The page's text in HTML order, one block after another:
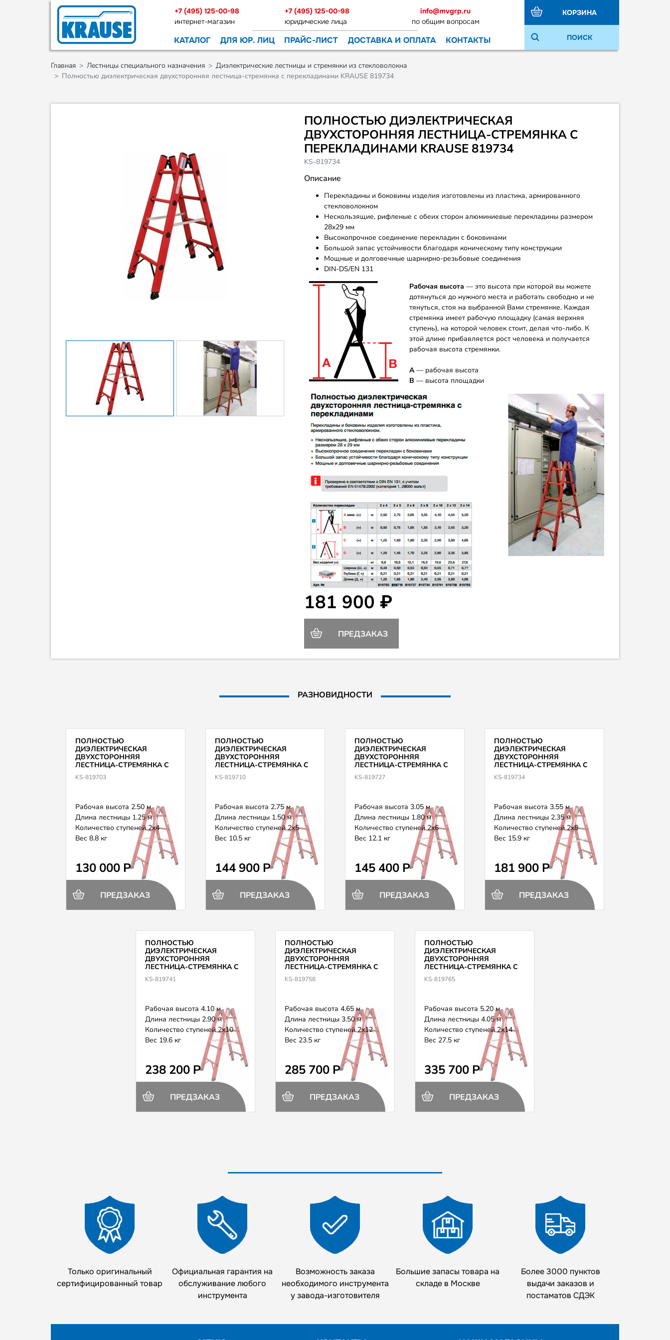
+7 (495) 125-00-98
интернет-магазин
+7 (495) 125-00-98
юридические лица
info@mvgrp.ru
по общим вопросам
КАТАЛОГ ДЛЯ ЮР. ЛИЦ ПРАЙС-ЛИСТ ДОСТАВКА И ОПЛАТА КОНТАКТЫ
КОРЗИНА
ПОИСК
Главная Лестницы специального назначения
Диэлектрические лестницы и стремянки из стекловолокна
Полностью диэлектрическая двухсторонняя лестница-стремянка с перекладинами KRAUSE 819734
ПОЛНОСТЬЮ ДИЭЛЕКТРИЧЕСКАЯ
ДВУХСТОРОННЯЯ ЛЕСТНИЦА-СТРЕМЯНКА С
ПЕРЕКЛАДИНАМИ KRAUSE 819734
KS-819734
Описание
Перекладины и боковины изделия изготовлены из пластика, армированного
стекловолокном
Нескользящие, рифленые с обеих сторон алюминиевые перекладины размером
28х29 мм
Высокопрочное соединение перекладин с боковинами
Большой запас устойчивости благодаря коническому типу конструкции
Мощные и долговечные шарнирно-резьбовые соединения
DIN-DS/EN 131
Рабочая высота — это высота при которой вы можете
дотянуться до нужного места и работать свободно и не
тянуться, стоя на выбранной Вами стремянке. Каждая
стремянка имеет рабочую площадку (самая верхняя
ступень), на которой человек стоит, делая что-либо. К
этой длине прибавляется рост человека и получается
рабочая высота стремянки.
А— рабочая высота
B — высота площадки
181 900 ₽
ПРЕДЗАКАЗ
РАЗНОВИДНОСТИ
ПОЛНОСТЬЮ
ДИЭЛЕКТРИЧЕСКАЯ
ДВУХСТОРОННЯЯ
ЛЕСТНИЦА-СТРЕМЯНКА С
ПЕРЕКЛАДИНАМИ KRAUSE
819703
KS-819703
Рабочая высота 2.50 м
Длина лестницы 1.25 м
Количество ступеней 2x4
Вес 8.8 кг
130 000 Р
ПРЕДЗАКАЗ
ПОЛНОСТЬЮ
ДИЭЛЕКТРИЧЕСКАЯ
ДВУХСТОРОННЯЯ
ЛЕСТНИЦА-СТРЕМЯНКА С
ПЕРЕКЛАДИНАМИ KRAUSE
819710
KS-819710
Рабочая высота 2.75 м
Длина лестницы 1.50 м
Количество ступеней 2x5
Вес 10.5 кг
144 900 Р
ПРЕДЗАКАЗ
ПОЛНОСТЬЮ
ДИЭЛЕКТРИЧЕСКАЯ
ДВУХСТОРОННЯЯ
ЛЕСТНИЦА-СТРЕМЯНКА С
ПЕРЕКЛАДИНАМИ KRAUSE
819727
KS-819727
Рабочая высота 3.05 м
Длина лестницы 1.80 м
Количество ступеней 2x6
Вес 12.1 кг
145 400 Р
ПРЕДЗАКАЗ
ПОЛНОСТЬЮ
ДИЭЛЕКТРИЧЕСКАЯ
ДВУХСТОРОННЯЯ
ЛЕСТНИЦА-СТРЕМЯНКА С
ПЕРЕКЛАДИНАМИ KRAUSE
819734
KS-819734
Рабочая высота 3.55 м
Длина лестницы 2.35 м
Количество ступеней 2x8
Вес 15.9 кг
181 900 Р
ПРЕДЗАКАЗ
ПОЛНОСТЬЮ
ДИЭЛЕКТРИЧЕСКАЯ
ДВУХСТОРОННЯЯ
ЛЕСТНИЦА-СТРЕМЯНКА С
ПЕРЕКЛАДИНАМИ KRAUSE
819741
KS-819741
Рабочая высота 4.10 м
Длина лестницы 2.90 м
Количество ступеней 2x10
Вес 19.6 кг
238 200 Р
ПРЕДЗАКАЗ
ПОЛНОСТЬЮ
ДИЭЛЕКТРИЧЕСКАЯ
ДВУХСТОРОННЯЯ
ЛЕСТНИЦА-СТРЕМЯНКА С
ПЕРЕКЛАДИНАМИ KRAUSE
819758
KS-819758
Рабочая высота 4.65 м
Длина лестницы 3.50 м
Количество ступеней 2x12
Вес 23.5 кг
285 700 Р
ПРЕДЗАКАЗ
ПОЛНОСТЬЮ
ДИЭЛЕКТРИЧЕСКАЯ
ДВУХСТОРОННЯЯ
ЛЕСТНИЦА-СТРЕМЯНКА С
ПЕРЕКЛАДИНАМИ KRAUSE
819765
KS-819765
Рабочая высота 5.20 м
Длина лестницы 4.05 м
Количество ступеней 2x14
Вес 27.5 кг
335 700 Р
ПРЕДЗАКАЗ
Только оригинальный
сертифицированный товар
Официальная гарантия на
обслуживание любого
инструмента
Возможность заказа
необходимого инструмента
у завода-изготовителя
Большие запасы товара на
складе в Москве
Более 3000 пунктов
выдачи заказов и
постаматов СДЭК